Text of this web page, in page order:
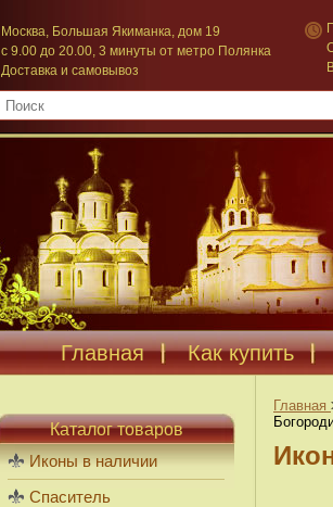
Москва, Большая Якиманка, дом 19
c 9.00 до 20.00, 3 минуты от метро Полянка
Доставка и самовывоз
Главная Как купить
Главная
Каталог товаров
Иконы в наличии
Спаситель